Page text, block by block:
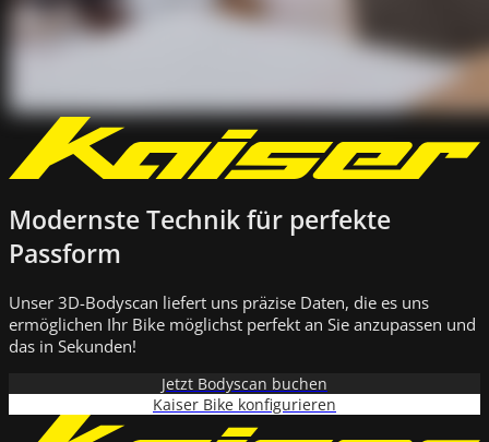
Modernste Technik für perfekte
Passform
Unser 3D-Bodyscan liefert uns präzise Daten, die es uns
ermöglichen Ihr Bike möglichst perfekt an Sie anzupassen und
das in Sekunden!
Jetzt Bodyscan buchen
Kaiser Bike konfigurieren